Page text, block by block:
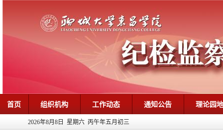
首页 组织机构 工作动态 通知公告 理论园
2026年8月8日 星期六 丙午年五月初三